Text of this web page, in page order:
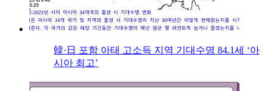
韓·日 포함 아태 고소득 지역 기대수명 84.1세 ‘아
시아 최고’